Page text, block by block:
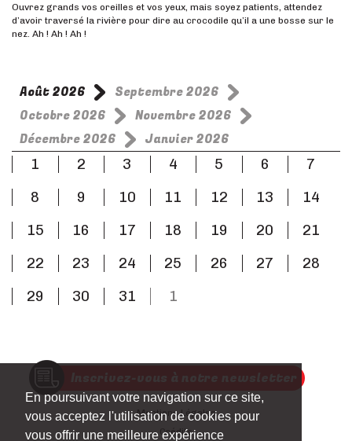
En poursuivant votre navigation sur ce site,
vous acceptez l'utilisation de cookies pour
vous offrir une meilleure expérience
Ouvrez grands vos oreilles et vos yeux, mais soyez patients, attendez
d’avoir traversé la rivière pour dire au crocodile qu’il a une bosse sur le
nez. Ah ! Ah ! Ah !
Août 2026
Septembre 2026
Octobre 2026
Novembre 2026
Décembre 2026
Janvier 2026
1
2 3 4 5 6
7
8
9 10 11 12 13
14
15
16 17 18 19 20
21
22
23 24 25 26 27
28
29
30 31 1
Mentions Légales
Crédits